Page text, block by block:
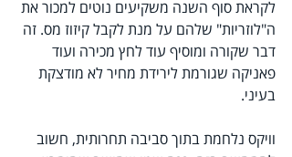
לקראת סוף השנה משקיעים נוטים למכור את
ה"לוזריות" שלהם על מנת לקבל קיזוז מס. זה
דבר שקורה ומוסיף עוד לחץ מכירה ועוד
פאניקה שגורמת לירידת מחיר לא מודצקת
בעיני.
וויקס נלחמת בתוך סביבה תחרותית, חשוב